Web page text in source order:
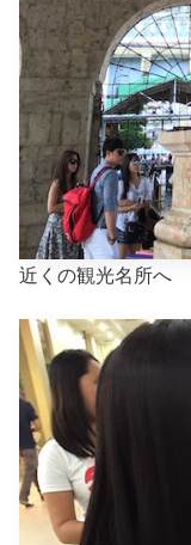
近くの観光名所へ